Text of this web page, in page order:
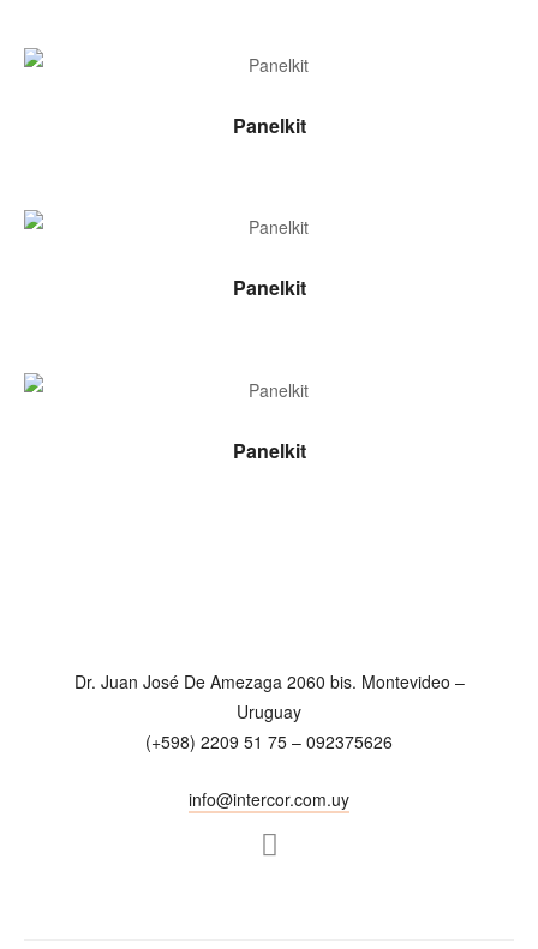
LEER MÁS
Panelkit
LEER MÁS
Panelkit
LEER MÁS
Panelkit
Dr. Juan José De Amezaga 2060 bis. Montevideo –
Uruguay
(+598) 2209 51 75 – 092375626
info@intercor.com.uy